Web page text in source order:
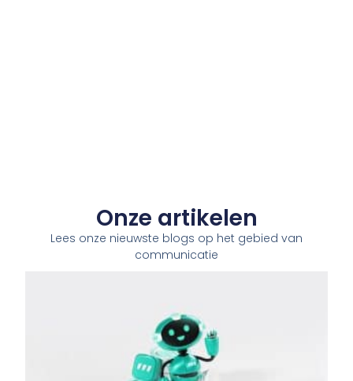
Onze artikelen
Lees onze nieuwste blogs op het gebied van
communicatie